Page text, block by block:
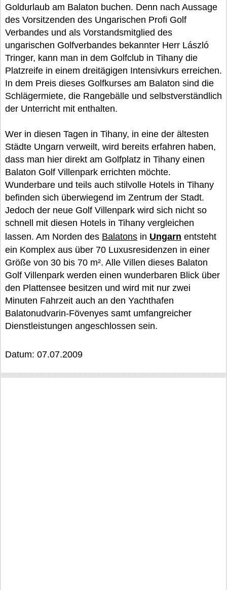
Goldurlaub am Balaton buchen. Denn nach Aussage
des Vorsitzenden des Ungarischen Profi Golf
Verbandes und als Vorstandsmitglied des
ungarischen Golfverbandes bekannter Herr László
Tringer, kann man in dem Golfclub in Tihany die
Platzreife in einem dreitägigen Intensivkurs erreichen.
In dem Preis dieses Golfkurses am Balaton sind die
Schlägermiete, die Rangebälle und selbstverständlich
der Unterricht mit enthalten.
Wer in diesen Tagen in Tihany, in eine der ältesten
Städte Ungarn verweilt, wird bereits erfahren haben,
dass man hier direkt am Golfplatz in Tihany einen
Balaton Golf Villenpark errichten möchte.
Wunderbare und teils auch stilvolle Hotels in Tihany
befinden sich überwiegend im Zentrum der Stadt.
Jedoch der neue Golf Villenpark wird sich nicht so
schnell mit diesen Hotels in Tihany vergleichen
lassen. Am Norden des Balatons in Ungarn entsteht
ein Komplex aus über 70 Luxusresidenzen in einer
Größe von 30 bis 70 m². Alle Villen dieses Balaton
Golf Villenpark werden einen wunderbaren Blick über
den Plattensee besitzen und wird mit nur zwei
Minuten Fahrzeit auch an den Yachthafen
Balatonudvarin-Fövenyes samt umfangreicher
Dienstleistungen angeschlossen sein.
Datum: 07.07.2009